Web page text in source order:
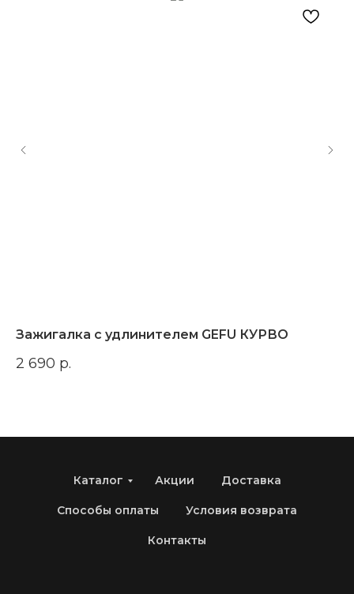
Зажигалка с удлинителем GEFU КУРВО
2 690 р.
Каталог Акции Доставка
Способы оплаты Условия возврата
Контакты